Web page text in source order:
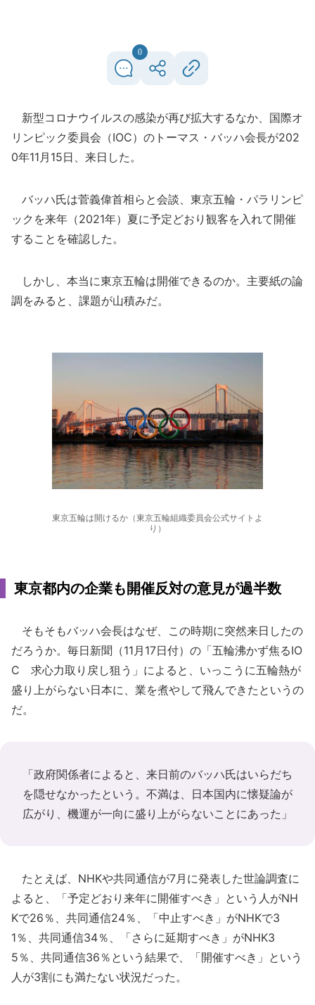
0
新型コロナウイルスの感染が再び拡大するなか、国際オ
リンピック委員会（IOC）のトーマス・バッハ会長が202
0年11月15日、来日した。
バッハ氏は菅義偉首相らと会談、東京五輪・パラリンピ
ックを来年（2021年）夏に予定どおり観客を入れて開催
することを確認した。
しかし、本当に東京五輪は開催できるのか。主要紙の論
調をみると、課題が山積みだ。
東京五輪は開けるか（東京五輪組織委員会公式サイトよ
り）
東京都内の企業も開催反対の意見が過半数
そもそもバッハ会長はなぜ、この時期に突然来日したの
だろうか。毎日新聞（11月17日付）の「五輪沸かず焦るIO
C 求心力取り戻し狙う」によると、いっこうに五輪熱が
盛り上がらない日本に、業を煮やして飛んできたというの
だ。
「政府関係者によると、来日前のバッハ氏はいらだち
を隠せなかったという。不満は、日本国内に懐疑論が
広がり、機運が一向に盛り上がらないことにあった」
たとえば、NHKや共同通信が7月に発表した世論調査に
よると、「予定どおり来年に開催すべき」という人がNH
Kで26％、共同通信24％、「中止すべき」がNHKで3
1％、共同通信34％、「さらに延期すべき」がNHK3
5％、共同通信36％という結果で、「開催すべき」という
人が3割にも満たない状況だった。